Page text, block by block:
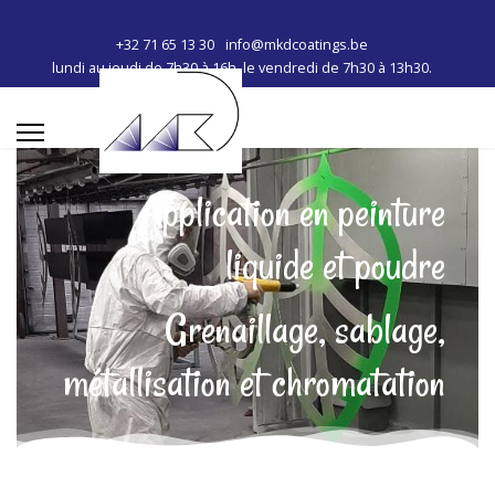
+32 71 65 13 30 info@mkdcoatings.be
lundi au jeudi de 7h30 à 16h, le vendredi de 7h30 à 13h30.
Application en peinture
liquide et poudre
Grenaillage, sablage,
métallisation et chromatation